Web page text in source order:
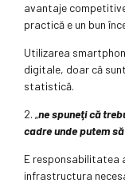
avantaje
practică e un bun
Utilizarea
digitale, doar că
statistică.
2. „ne spuneţi că
cadre unde putem
E responsabilitatea
infrastructura